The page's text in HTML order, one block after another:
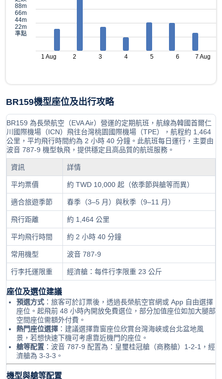
88m
66m
44m
22m
準點
1 Aug 2 3 4 5 6 7 Aug
BR159機型座位及出行攻略
BR159 為長榮航空（EVA Air）營運的定期航班，航線為韓國首爾仁
川國際機場（ICN）飛往台灣桃園國際機場（TPE），航程約 1,464
公里，平均飛行時間約為 2 小時 40 分鐘。此航班每日運行，主要由
波音 787-9 機型執飛，提供穩定且高品質的航班服務。
資訊 詳情
平均票價 約 TWD 10,000 起（依季節與艙等而異）
適合旅遊季節 春季（3–5 月）與秋季（9–11 月）
飛行距離 約 1,464 公里
平均飛行時間 約 2 小時 40 分鐘
常用機型 波音 787-9
行李托運限重 經濟艙：每件行李限重 23 公斤
座位及選位建議
預選方式 ：旅客可於訂票後，透過長榮航空官網或 App 自由選擇
座位。起飛前 48 小時內開放免費選位，部分加值座位如加大腿部
空間座位需額外付費。
熱門座位選擇 ：建議選擇靠窗座位欣賞台灣海峽或台北盆地風
景，若想快速下機可考慮靠近機門的座位。
艙等配置 ：波音 787-9 配置為：皇璽桂冠艙（商務艙）1-2-1，經
濟艙為 3-3-3。
機型與艙等配置